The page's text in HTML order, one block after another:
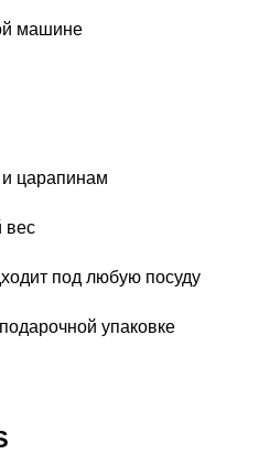
машине
и царапинам
вес
под любую посуду
упаковке